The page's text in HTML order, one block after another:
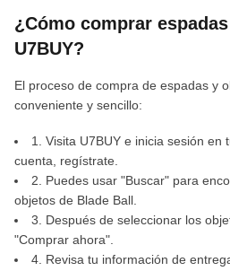
¿Cómo comprar
U7BUY?
El proceso de compra de espadas y
conveniente y sencillo:
1. Visita U7BUY e inicia sesión en
cuenta, regístrate.
2. Puedes usar "Buscar" para
objetos de Blade Ball.
3. Después de seleccionar los
"Comprar ahora".
4. Revisa tu información de